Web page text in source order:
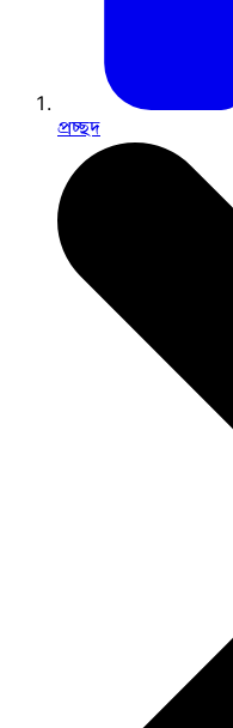
প্রচ্ছদ